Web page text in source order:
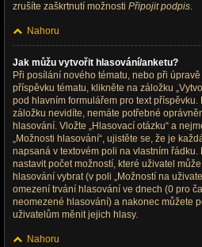
zrušíte zaškrtnutí možnosti Připojit podpis.
Nahoru
Jak můžu vytvořit hlasování/anketu?
Při posílání nového tématu, nebo při
příspěvku tématu, klikněte na záložku
pod hlavním formulářem pro text příspěvku.
záložku nevidíte, nemáte potřebné
hlasování. Vložte „Hlasovací otázku“ a
„Možnosti hlasování“, ujistěte se, že je
napsaná v textovém poli na vlastním řádku.
nastavit počet možností, které uživatel
hlasování vybrat (v poli „Možností na
omezení trvání hlasování ve dnech (0 pro
neomezené hlasování) a nakonec můžete
uživatelům měnit jejich hlasy.
Nahoru